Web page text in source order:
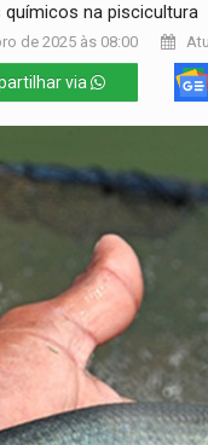
na piscicultura
de 2025 às 08:00
via